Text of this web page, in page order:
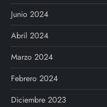
Junio 2024
Abril 2024
Marzo 2024
Febrero 2024
Diciembre 2023